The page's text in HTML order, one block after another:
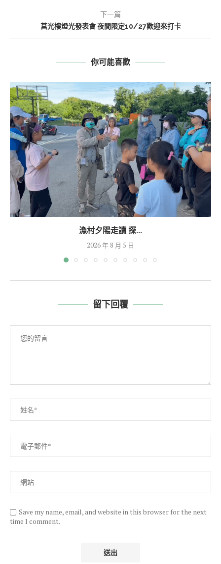
下一篇
莒光樓燈光發表會 夜間限定10/27歡迎來打卡
你可能喜歡
漁村夕陽走讀 探...
2026 年 8 月 5 日
留下回覆
Save my name, email, and website in this browser for the next
time I comment.